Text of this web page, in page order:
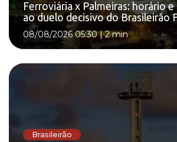
Ferroviária x Palmeiras: horário
ao duelo decisivo do Brasileirão
08/08/2026 05:30|2 min
Brasileirão